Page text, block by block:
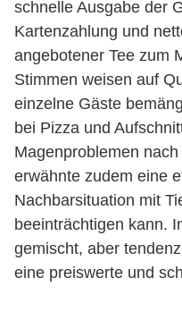
schnelle Ausgabe der
Kartenzahlung und
angebotener Tee zum
Stimmen weisen auf
einzelne Gäste
bei Pizza und
Magenproblemen
erwähnte zudem eine
Nachbarsituation mit
beeinträchtigen kann.
gemischt, aber
eine preiswerte und